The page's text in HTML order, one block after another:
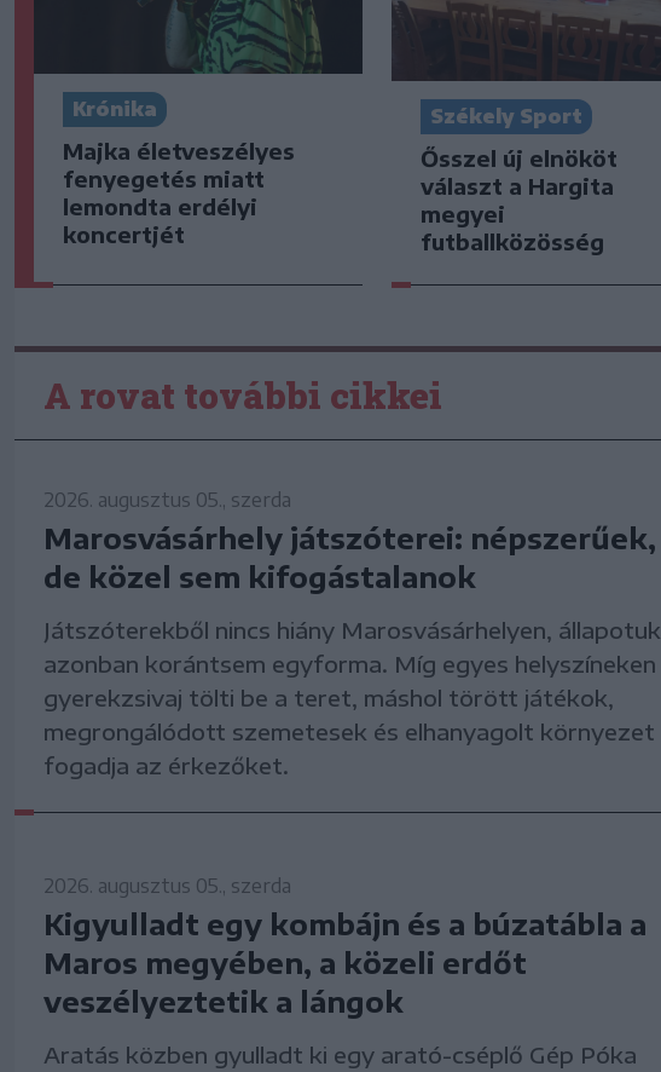
Krónika
Majka életveszélyes
fenyegetés miatt
lemondta erdélyi
koncertjét
Székely Sport
Ősszel új elnököt
választ a Hargita
megyei
futballközösség
A rovat további cikkei
2026. augusztus 05., szerda
Marosvásárhely játszóterei: népszerűek,
de közel sem kifogástalanok
Játszóterekből nincs hiány Marosvásárhelyen, állapotuk
azonban korántsem egyforma. Míg egyes helyszíneken
gyerekzsivaj tölti be a teret, máshol törött játékok,
megrongálódott szemetesek és elhanyagolt környezet
fogadja az érkezőket.
2026. augusztus 05., szerda
Kigyulladt egy kombájn és a búzatábla a
Maros megyében, a közeli erdőt
veszélyeztetik a lángok
Aratás közben gyulladt ki egy arató-cséplő Gép Póka